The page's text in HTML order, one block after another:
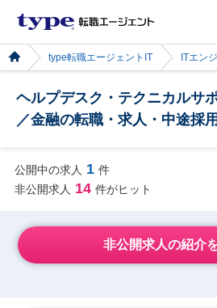
type転職エージェントIT ITエン
ヘルプデスク・テクニカルサ
／金融の転職・求人・中途採
公開中の求人 1 件
非公開求人 14 件がヒット
非公開求人の紹介